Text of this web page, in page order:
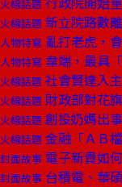
火線話題
火線話題 新立院路數
人物特寫 亂打老虎，
人物特寫 韋端，最具
火線話題 社會賢達入
火線話題 財政部對花
火線話題 創投奶媽出
火線話題 金融「ＡＢ
封面故事 電子新貴如
封面故事 台積電、華